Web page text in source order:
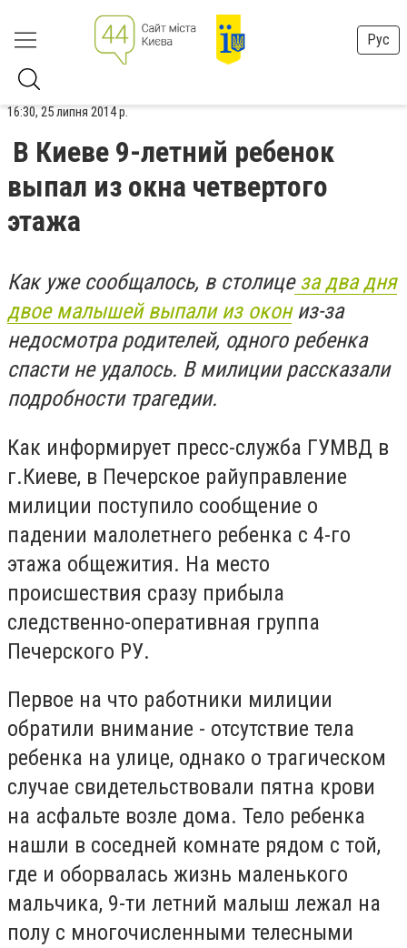
Рус
16:30, 25 липня 2014 р.
В Киеве 9-летний ребенок
выпал из окна четвертого
этажа
Как уже сообщалось, в столицеза два дня
двое малышей выпали из окониз-за
недосмотра родителей, одного ребенка
спасти не удалось. В милиции рассказали
подробности трагедии.
Как информирует пресс-служба ГУМВД в
г.Киеве, в Печерское райуправление
милиции поступило сообщение о
падении малолетнего ребенка с 4-го
этажа общежития. На место
происшествия сразу прибыла
следственно-оперативная группа
Печерского РУ.
Первое на что работники милиции
обратили внимание - отсутствие тела
ребенка на улице, однако о трагическом
случае свидетельствовали пятна крови
на асфальте возле дома. Тело ребенка
нашли в соседней комнате рядом с той,
где и оборвалась жизнь маленького
мальчика, 9-ти летний малыш лежал на
полу с многочисленными телесными